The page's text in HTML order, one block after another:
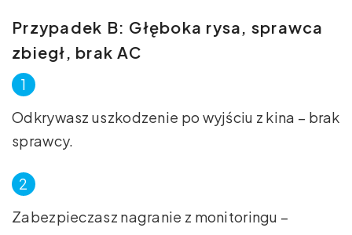
Przypadek B: Głęboka rysa, sprawca
zbiegł, brak AC
Odkrywasz uszkodzenie po wyjściu z kina – brak
sprawcy.
Zabezpieczasz nagranie z monitoringu –